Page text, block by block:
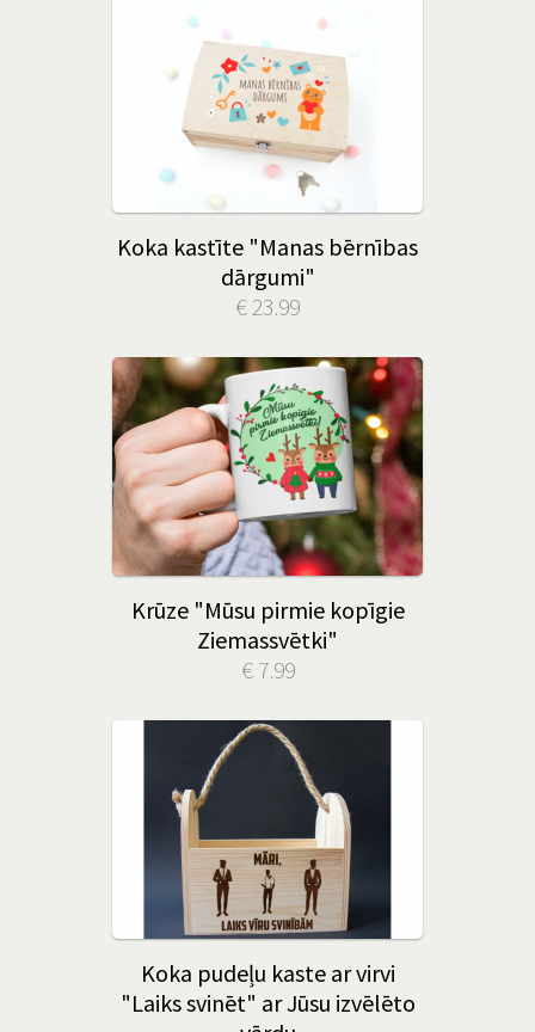
Koka kastīte "Manas bērnības
dārgumi"
€ 23.99
Krūze "Mūsu pirmie kopīgie
Ziemassvētki"
€ 7.99
Koka pudeļu kaste ar virvi
"Laiks svinēt" ar Jūsu izvēlēto